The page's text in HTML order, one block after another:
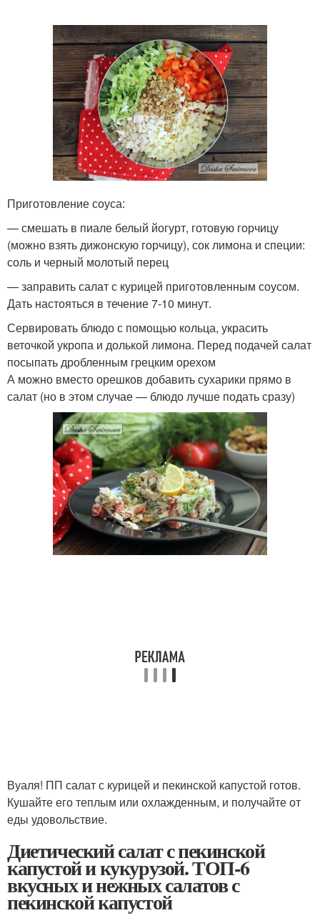
Приготовление соуса:
— смешать в пиале белый йогурт, готовую горчицу
(можно взять дижонскую горчицу), сок лимона и специи:
соль и черный молотый перец
— заправить салат с курицей приготовленным соусом.
Дать настояться в течение 7-10 минут.
Сервировать блюдо с помощью кольца, украсить
веточкой укропа и долькой лимона. Перед подачей салат
посыпать дробленным грецким орехом
А можно вместо орешков добавить сухарики прямо в
салат (но в этом случае — блюдо лучше подать сразу)
Вуаля! ПП салат с курицей и пекинской капустой готов.
Кушайте его теплым или охлажденным, и получайте от
еды удовольствие.
Диетический салат с пекинской
капустой и кукурузой. ТОП-6
вкусных и нежных салатов с
пекинской капустой